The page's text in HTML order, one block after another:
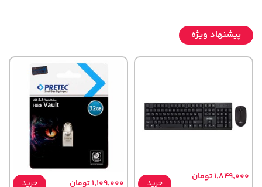
پیشنهاد ویژه
1,849,000 تومان
خرید 1,109,000 تومان خرید